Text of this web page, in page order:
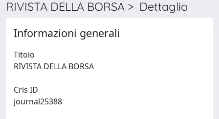
RIVISTA DELLA BORSA > Dettaglio
Informazioni generali
Titolo
Cris ID